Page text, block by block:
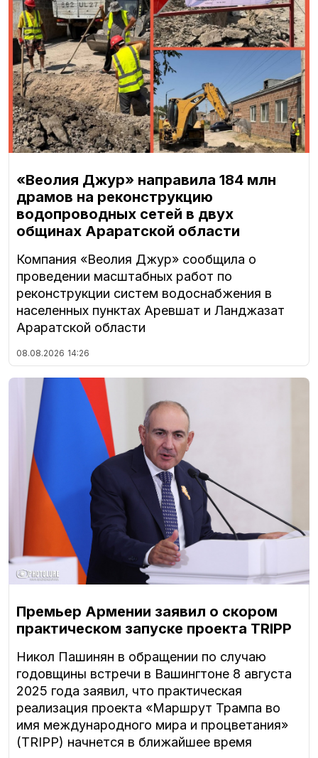
«Веолия Джур» направила 184 млн
драмов на реконструкцию
водопроводных сетей в двух
общинах Араратской области
Компания «Веолия Джур» сообщила о
проведении масштабных работ по
реконструкции систем водоснабжения в
населенных пунктах Аревшат и Ланджазат
Араратской области
08.08.2026 14:26
Премьер Армении заявил о скором
практическом запуске проекта TRIPP
Никол Пашинян в обращении по случаю
годовщины встречи в Вашингтоне 8 августа
2025 года заявил, что практическая
реализация проекта «Маршрут Трампа во
имя международного мира и процветания»
(TRIPP) начнется в ближайшее время